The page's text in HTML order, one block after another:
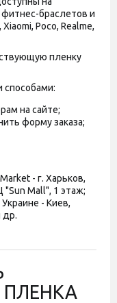
браслетов и
Poco, Realme,
пленку
на сайте;
форму заказа;
- г. Харьков,
"Sun Mall", 1 этаж;
- Киев,
др.
ПЛЕНКА